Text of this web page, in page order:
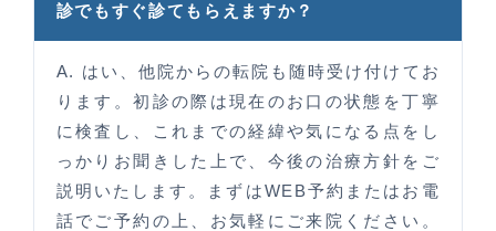
診でもすぐ診てもらえますか？
A. はい、他院からの転院も随時受け付けてお
ります。初診の際は現在のお口の状態を丁寧
に検査し、これまでの経緯や気になる点をし
っかりお聞きした上で、今後の治療方針をご
説明いたします。まずはWEB予約またはお電
話でご予約の上、お気軽にご来院ください。